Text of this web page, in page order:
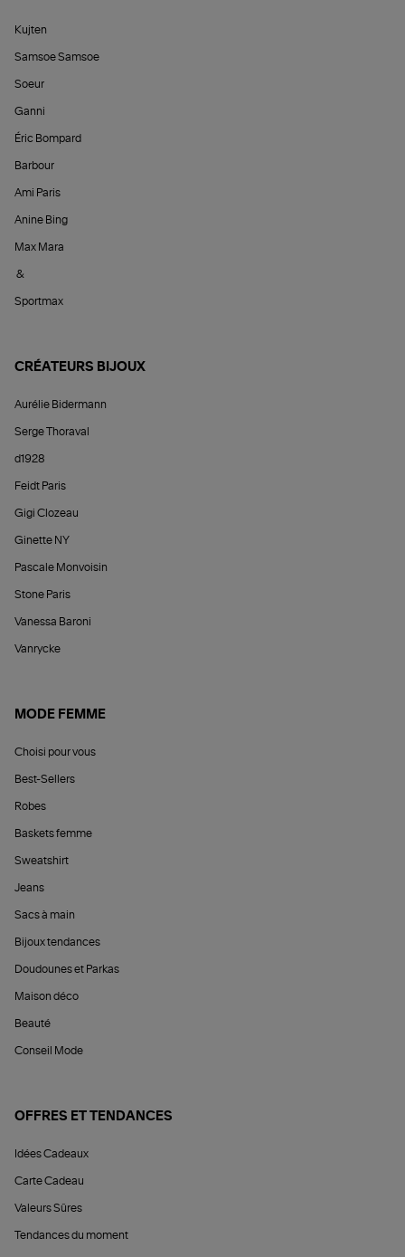
Kujten
Samsoe Samsoe
Soeur
Ganni
Éric Bompard
Barbour
Ami Paris
Anine Bing
Max Mara
&
Sportmax
CRÉATEURS BIJOUX
Aurélie Bidermann
Serge Thoraval
d1928
Feidt Paris
Gigi Clozeau
Ginette NY
Pascale Monvoisin
Stone Paris
Vanessa Baroni
Vanrycke
MODE FEMME
Choisi pour vous
Best-Sellers
Robes
Baskets femme
Sweatshirt
Jeans
Sacs à main
Bijoux tendances
Doudounes et Parkas
Maison déco
Beauté
Conseil Mode
OFFRES ET TENDANCES
Idées Cadeaux
Carte Cadeau
Valeurs Sûres
Tendances du moment